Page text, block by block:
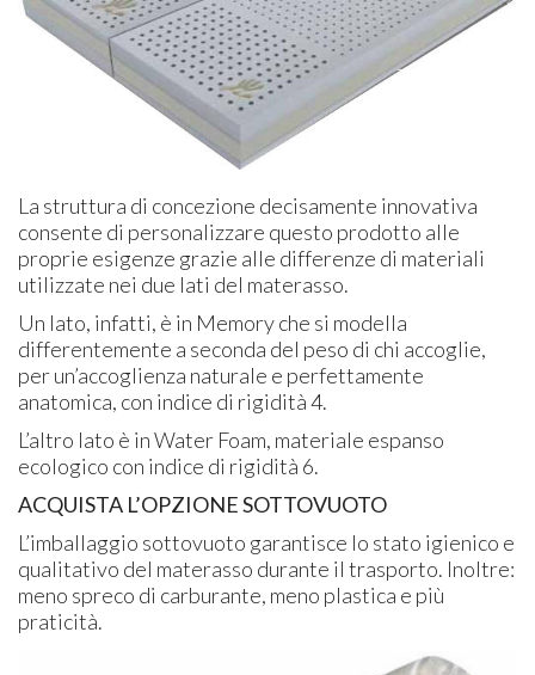
La struttura di concezione decisamente innovativa
consente di personalizzare questo prodotto alle
proprie esigenze grazie alle differenze di materiali
utilizzate nei due lati del materasso.
Un lato, infatti, è in Memory che si modella
differentemente a seconda del peso di chi accoglie,
per un’accoglienza naturale e perfettamente
anatomica, con indice di rigidità 4.
L’altro lato è in Water Foam, materiale espanso
ecologico con indice di rigidità 6.
ACQUISTA L’OPZIONE SOTTOVUOTO
L’imballaggio sottovuoto garantisce lo stato igienico e
qualitativo del materasso durante il trasporto. Inoltre:
meno spreco di carburante, meno plastica e più
praticità.